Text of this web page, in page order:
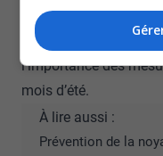
La période comprise
à la majorité des cas
l’importance des
mois d’été.
À lire aussi :
Prévention de la